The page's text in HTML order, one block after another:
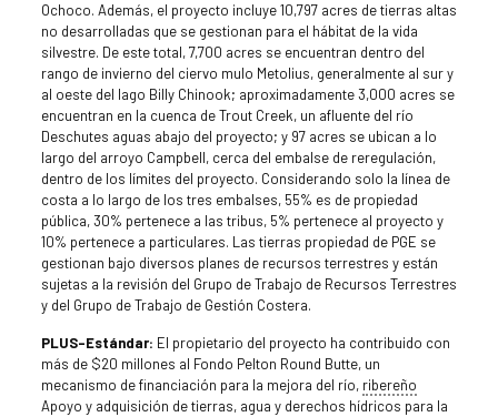
Ochoco. Además, el proyecto incluye 10,797 acres de tierras altas
no desarrolladas que se gestionan para el hábitat de la vida
silvestre. De este total, 7,700 acres se encuentran dentro del
rango de invierno del ciervo mulo Metolius, generalmente al sur y
al oeste del lago Billy Chinook; aproximadamente 3,000 acres se
encuentran en la cuenca de Trout Creek, un afluente del río
Deschutes aguas abajo del proyecto; y 97 acres se ubican a lo
largo del arroyo Campbell, cerca del embalse de reregulación,
dentro de los límites del proyecto. Considerando solo la línea de
costa a lo largo de los tres embalses, 55% es de propiedad
pública, 30% pertenece a las tribus, 5% pertenece al proyecto y
10% pertenece a particulares. Las tierras propiedad de PGE se
gestionan bajo diversos planes de recursos terrestres y están
sujetas a la revisión del Grupo de Trabajo de Recursos Terrestres
y del Grupo de Trabajo de Gestión Costera.
PLUS-Estándar: El propietario del proyecto ha contribuido con
más de $20 millones al Fondo Pelton Round Butte, un
mecanismo de financiación para la mejora del río, ribereño
Apoyo y adquisición de tierras, agua y derechos hídricos para la